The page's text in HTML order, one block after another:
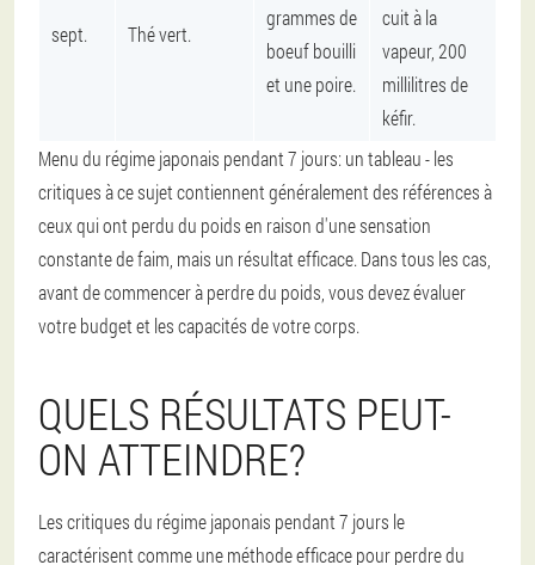
sept. Thé vert.
grammes de
boeuf bouilli
et une poire.
cuit à la
vapeur, 200
millilitres de
kéfir.
Menu du régime japonais pendant 7 jours: un tableau - les
critiques à ce sujet contiennent généralement des références à
ceux qui ont perdu du poids en raison d'une sensation
constante de faim, mais un résultat efficace. Dans tous les cas,
avant de commencer à perdre du poids, vous devez évaluer
votre budget et les capacités de votre corps.
QUELS RÉSULTATS PEUT-
ON ATTEINDRE?
Les critiques du régime japonais pendant 7 jours le
caractérisent comme une méthode efficace pour perdre du